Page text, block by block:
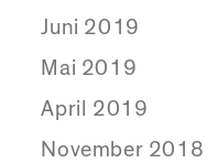
Juni 2019
Mai 2019
April 2019
November 2018